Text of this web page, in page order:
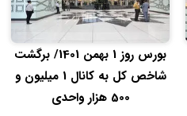
بورس روز 1 بهمن 1401/ برگشت
شاخص کل به کانال 1 میلیون و
500 هزار واحدی